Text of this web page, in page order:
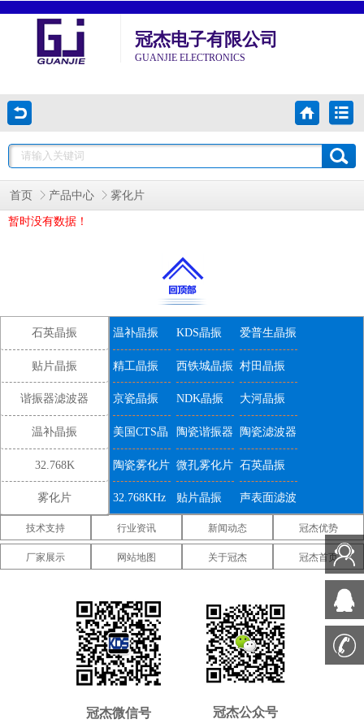
冠杰电子有限公司
GUANJIE ELECTRONICS
首页 产品中心 雾化片
暂时没有数据！
石英晶振
贴片晶振
谐振器滤波器
温补晶振
32.768K
雾化片
温补晶振 KDS晶振 爱普生晶振
精工晶振 西铁城晶振 村田晶振
京瓷晶振 NDK晶振 大河晶振
美国CTS晶
振
陶瓷谐振器 陶瓷滤波器
陶瓷雾化片 微孔雾化片 石英晶振
32.768KHz 贴片晶振 声表面滤波
器
IDT晶振 微晶晶振 康纳温菲尔
德晶振
高利奇晶振 Jauch晶振 Abracon晶
振
美国拉隆晶
振
美国格林雷
工业晶振
美国SiTime
晶振
美国 美国Statek 新西兰瑞康
技术支持 行业资讯 新闻动态 冠杰优势
厂家展示 网站地图 关于冠杰 冠杰首页
冠杰微信号 冠杰公众号